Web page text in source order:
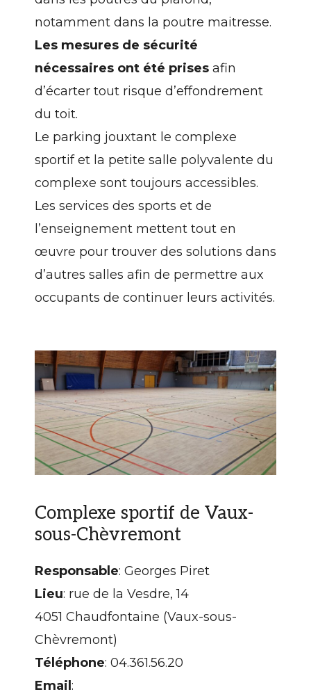
notamment dans la poutre maitresse.
Les mesures de sécurité
nécessaires ont été prises afin
d’écarter tout risque d’effondrement
du toit.
Le parking jouxtant le complexe
sportif et la petite salle polyvalente du
complexe sont toujours accessibles.
Les services des sports et de
l’enseignement mettent tout en
œuvre pour trouver des solutions dans
d’autres salles afin de permettre aux
occupants de continuer leurs activités.
Complexe sportif de Vaux-
sous-Chèvremont
Responsable: Georges Piret
Lieu: rue de la Vesdre, 14
4051 Chaudfontaine (Vaux-sous-
Chèvremont)
Téléphone: 04.361.56.20
Email: